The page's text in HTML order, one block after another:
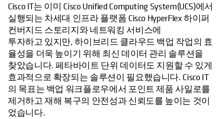
Cisco IT는 이미 Cisco Unified Computing System(UCS)에서
실행되는 차세대 인프라 플랫폼 Cisco HyperFlex 하이퍼
컨버지드 스토리지와 네트워킹 서비스에
투자하고 있지만, 하이브리드 클라우드 백업 작업의 효
율성을 더욱 높이기 위해 최신 데이터 관리 솔루션을
찾았습니다. 페타바이트 단위 데이터도 지원할 수 있게
효과적으로 확장되는 솔루션이 필요했습니다. Cisco IT
의 목표는 백업 워크플로우에서 포인트 제품 사일로를
제거하고 재해 복구의 안전성과 신뢰도를 높이는 것이
었습니다.